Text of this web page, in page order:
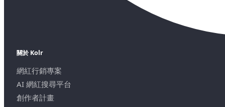
關於 Kolr
網紅行銷專案
AI 網紅搜尋平台
創作者計畫